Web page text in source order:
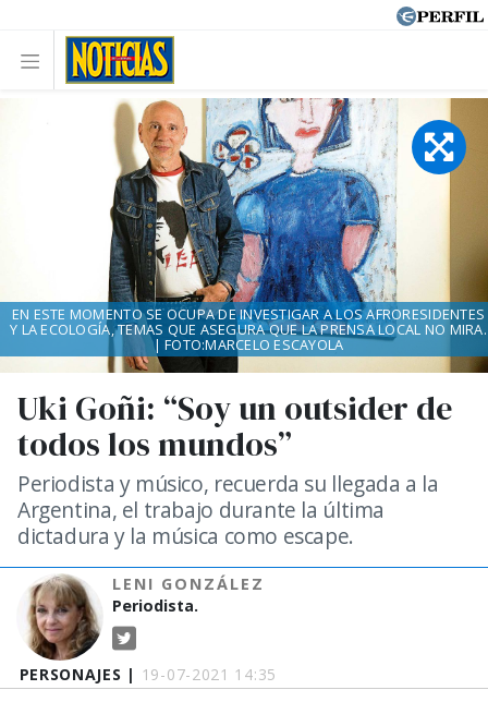
PERSONAJES | 19-07-2021 14:35
Uki Goñi: “Soy un outsider de
todos los mundos”
Periodista y músico, recuerda su llegada a la
Argentina, el trabajo durante la última
dictadura y la música como escape.
LENI GONZÁLEZ
Periodista.
EN ESTE MOMENTO SE OCUPA DE INVESTIGAR A LOS AFRORESIDENTES
Y LA ECOLOGÍA, TEMAS QUE ASEGURA QUE LA PRENSA LOCAL NO MIRA.
| FOTO:MARCELO ESCAYOLA